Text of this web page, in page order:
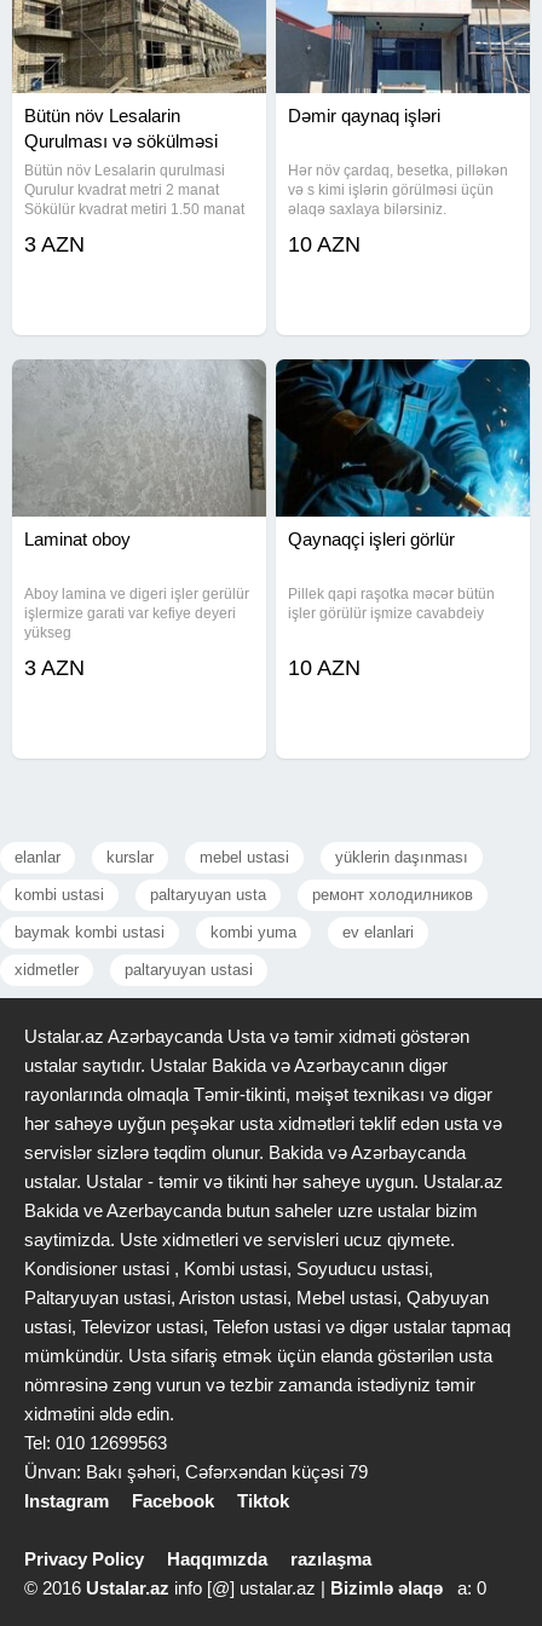
Bütün növ Lesalarin
Qurulması və sökülməsi
Bütün növ Lesalarin qurulmasi
Qurulur kvadrat metri 2 manat
Sökülür kvadrat metiri 1.50 manat
3 AZN
Dəmir qaynaq işləri
Hər növ çardaq, besetka, pilləkən
və s kimi işlərin görülməsi üçün
əlaqə saxlaya bilərsiniz.
10 AZN
Laminat oboy
Aboy lamina ve digeri işler gerülür
işlermize garati var kefiye deyeri
yükseg
3 AZN
Qaynaqçi işleri görlür
Pillek qapi raşotka məcər bütün
işler görülür işmize cavabdeiy
10 AZN
elanlar kurslar mebel ustasi yüklerin daşınması
kombi ustasi paltaryuyan usta ремонт холодилников
baymak kombi ustasi kombi yuma ev elanlari
xidmetler paltaryuyan ustasi
Ustalar.az Azərbaycanda Usta və təmir xidməti göstərən
ustalar saytıdır. Ustalar Bakida və Azərbaycanın digər
rayonlarında olmaqla Təmir-tikinti, məişət texnikası və digər
hər sahəyə uyğun peşəkar usta xidmətləri təklif edən usta və
servislər sizlərə təqdim olunur. Bakida və Azərbaycanda
ustalar. Ustalar - təmir və tikinti hər saheye uygun. Ustalar.az
Bakida ve Azerbaycanda butun saheler uzre ustalar bizim
saytimizda. Uste xidmetleri ve servisleri ucuz qiymete.
Kondisioner ustasi , Kombi ustasi, Soyuducu ustasi,
Paltaryuyan ustasi, Ariston ustasi, Mebel ustasi, Qabyuyan
ustasi, Televizor ustasi, Telefon ustasi və digər ustalar tapmaq
mümkündür. Usta sifariş etmək üçün elanda göstərilən usta
nömrəsinə zəng vurun və tezbir zamanda istədiyniz təmir
xidmətini əldə edin.
Tel: 010 12699563
Ünvan: Bakı şəhəri, Cəfərxəndan küçəsi 79
Instagram
Facebook Tiktok
Privacy Policy Haqqımızda
razılaşma
© 2016 Ustalar.az info [@] ustalar.az | Bizimlə əlaqə a: 0